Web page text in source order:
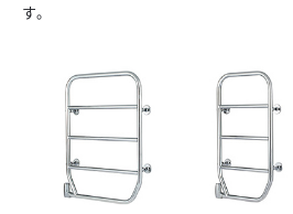
す。